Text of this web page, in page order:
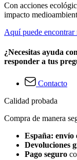
Con acciones
impacto
Aquí puede encontrar
¿Necesitas ayuda
responder a tus
Contacto
Calidad probada
Compra de manera
España:
Devoluciones
Pago seguro